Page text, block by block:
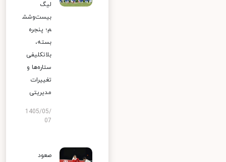
لیگ
بیست‌وشش
م؛ پنجره
بسته،
بلاتکلیفی
ستاره‌ها و
تغییرات
مدیریتی
1405/05/
07
صعود